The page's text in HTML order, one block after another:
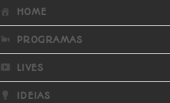
HOME
PROGRAMAS
LIVES
IDEIAS